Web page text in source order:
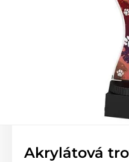
Akrylátová